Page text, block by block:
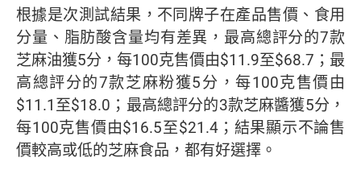
根據是次測試結果，不同牌子在產品售價、食用
分量、脂肪酸含量均有差異，最高總評分的7款
芝麻油獲5分，每100克售價由$11.9至$68.7；最
高總評分的7款芝麻粉獲5分，每100克售價由
$11.1至$18.0；最高總評分的3款芝麻醬獲5分，
每100克售價由$16.5至$21.4；結果顯示不論售
價較高或低的芝麻食品，都有好選擇。